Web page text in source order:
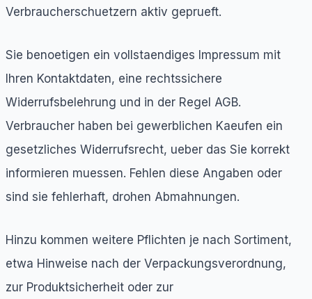
Verbraucherschuetzern aktiv geprueft.
Sie benoetigen ein vollstaendiges Impressum mit
Ihren Kontaktdaten, eine rechtssichere
Widerrufsbelehrung und in der Regel AGB.
Verbraucher haben bei gewerblichen Kaeufen ein
gesetzliches Widerrufsrecht, ueber das Sie korrekt
informieren muessen. Fehlen diese Angaben oder
sind sie fehlerhaft, drohen Abmahnungen.
Hinzu kommen weitere Pflichten je nach Sortiment,
etwa Hinweise nach der Verpackungsverordnung,
zur Produktsicherheit oder zur